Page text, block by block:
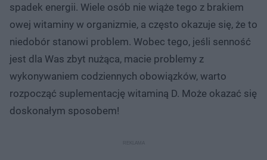
spadek energii. Wiele osób nie wiąże tego z brakiem
owej witaminy w organizmie, a często okazuje się, że to
niedobór stanowi problem. Wobec tego, jeśli senność
jest dla Was zbyt nużąca, macie problemy z
wykonywaniem codziennych obowiązków, warto
rozpocząć suplementację witaminą D. Może okazać się
doskonałym sposobem!